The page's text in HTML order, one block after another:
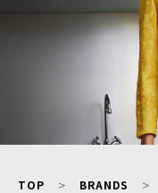
TOP BRANDS